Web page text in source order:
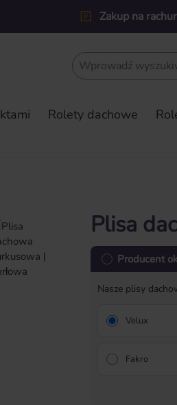
Zakup na
Rolety dachowe
Plisa
Producent
Nasze plisy
Velux
Fakro